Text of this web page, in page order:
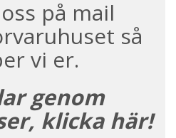
på mail
så
vi er.
genom
klicka här!